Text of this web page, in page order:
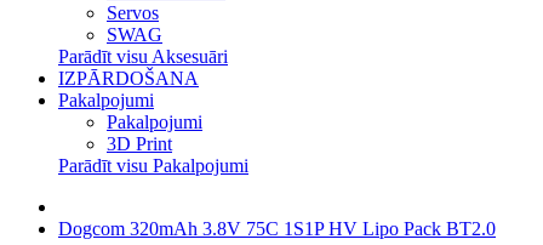
Servos
SWAG
Parādīt visu Aksesuāri
IZPĀRDOŠANA
Pakalpojumi
Pakalpojumi
3D Print
Parādīt visu Pakalpojumi
Dogcom 320mAh 3.8V 75C 1S1P HV Lipo Pack BT2.0